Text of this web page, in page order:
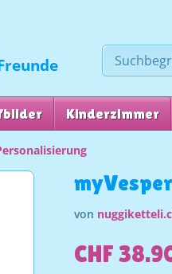
Kinderzimmer
von
CHF